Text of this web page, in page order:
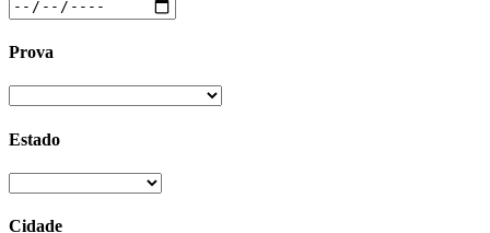
Prova
Estado
Cidade